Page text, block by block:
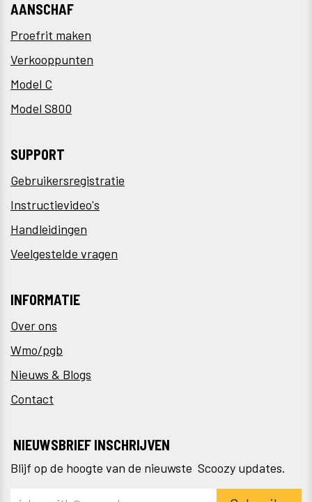
AANSCHAF
Proefrit maken
Verkooppunten
Model C
Model S800
SUPPORT
Gebruikersregistratie
Instructievideo's
Handleidingen
Veelgestelde vragen
INFORMATIE
Over ons
Wmo/pgb
Nieuws & Blogs
Contact
NIEUWSBRIEF INSCHRIJVEN
Blijf op de hoogte van de nieuwste Scoozy updates.